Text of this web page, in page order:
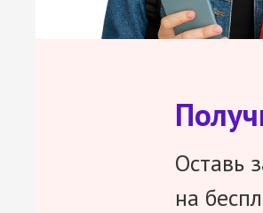
Оставь
на